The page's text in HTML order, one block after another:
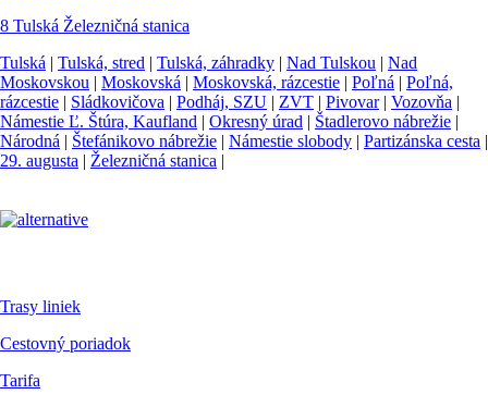
8 Tulská Železničná stanica
Tulská | Tulská, stred | Tulská, záhradky | Nad Tulskou | Nad
Moskovskou | Moskovská | Moskovská, rázcestie | Poľná | Poľná,
rázcestie | Sládkovičova | Podháj, SZU | ZVT | Pivovar| Vozovňa |
Námestie Ľ. Štúra, Kaufland | Okresný úrad | Štadlerovo nábrežie |
Národná | Štefánikovo nábrežie | Námestie slobody | Partizánska cesta |
29. augusta | Železničná stanica |
Trasy liniek
Cestovný poriadok
Tarifa